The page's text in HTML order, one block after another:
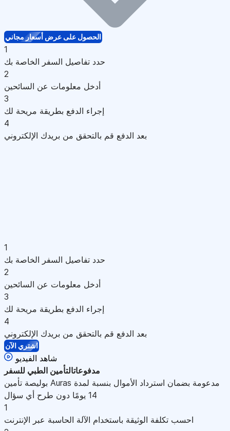
الحصول على عرض أسعار مجاني
1
حدد تفاصيل السفر الخاصة بك
2
أدخل معلومات عن السائحين
3
إجراء الدفع بطريقة مريحة لك
4
بعد الدفع قم بالتحقق من بريدك الإلكتروني
1
حدد تفاصيل السفر الخاصة بك
2
أدخل معلومات عن السائحين
3
إجراء الدفع بطريقة مريحة لك
4
بعد الدفع قم بالتحقق من بريدك الإلكتروني
اشتري الآن
شاهد الفيديو
مدفوعاتالتأمين الطبي للسفر
بوليصة تأمين Auras مدعومة بضمان استرداد الأموال بنسبة لمدة
14 يومًا دون طرح أي سؤال
1
احسب تكلفة الوثيقة باستخدام الآلة الحاسبة عبر الإنترنت